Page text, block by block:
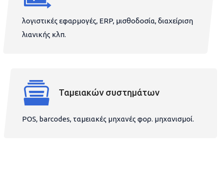
λογιστικές εφαρμογές, ERP, μισθοδοσία, διαχείριση
λιανικής κλπ.
Ταμειακών συστημάτων
POS, barcodes, ταμειακές μηχανές φορ. μηχανισμοί.